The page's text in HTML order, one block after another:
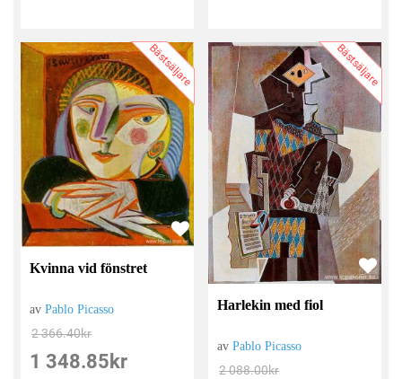
Bästsäljare
Kvinna vid fönstret
avPablo Picasso
2 366.40kr
1 348.85 kr
Bästsäljare
Harlekin med fiol
avPablo Picasso
2 088.00kr